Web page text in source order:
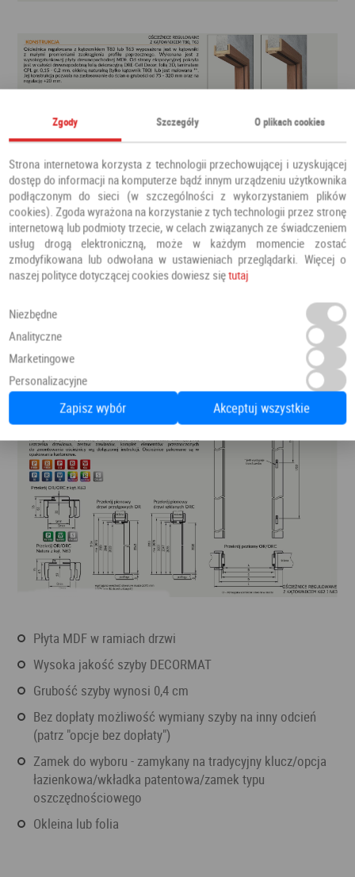
płyta MDF w ramiach drzwi
wysoka jakość szyby DECORMAT
grubość szyby wynosi 0,4 cm
bez dopłaty możliwość wymiany szyby na inny odcień
(patrz "opcje bez dopłaty")
zamek do wyboru - zamykany na tradycyjny klucz/opcja
łazienkowa/wkładka patentowa/zamek typu
oszczędnościowego
okleina lub folia
Zgody Szczegóły O plikach cookies
Strona internetowa korzysta z technologii przechowującej i uzyskującej
dostęp do informacji na komputerze bądź innym urządzeniu użytkownika
podłączonym do sieci (w szczególności z wykorzystaniem plików
cookies). Zgoda wyrażona na korzystanie z tych technologii przez stronę
internetową lub podmioty trzecie, w celach związanych ze świadczeniem
usług drogą elektroniczną, może w każdym momencie zostać
zmodyfikowana lub odwołana w ustawieniach przeglądarki. Więcej o
naszej polityce dotyczącej cookies dowiesz siętutaj
Niezbędne
Analityczne
Marketingowe
Personalizacyjne
Zapisz wybór Akceptuj wszystkie